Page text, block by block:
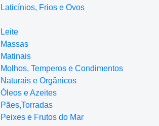
Laticínios, Frios e Ovos
Leite
Massas
Matinais
Molhos, Temperos e Condimentos
Naturais e Orgânicos
Óleos e Azeites
Pães,Torradas
Peixes e Frutos do Mar